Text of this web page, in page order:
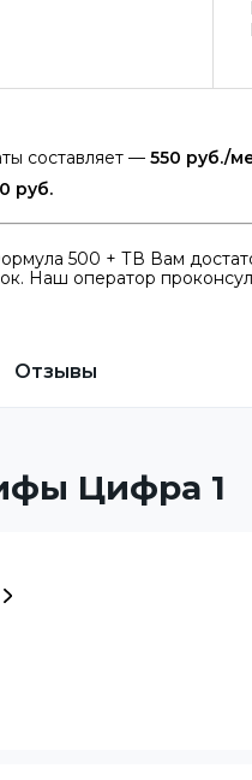
составляет — 550 руб./
0 руб.
500 + ТВ Вам
Наш оператор
Отзывы
Цифра 1